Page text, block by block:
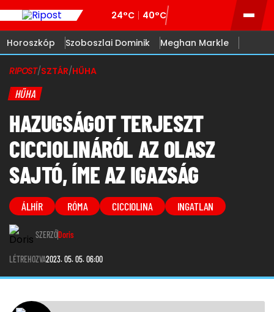
24°C 40°C
Horoszkóp Szoboszlai Dominik Meghan Markle
RIPOST/SZTÁR/HŰHA
HŰHA
HAZUGSÁGOT TERJESZT
CICCIOLINÁRÓL AZ OLASZ
SAJTÓ, ÍME AZ IGAZSÁG
ÁLHÍR RÓMA CICCIOLINA INGATLAN
SZERZŐDoris
LÉTREHOZVA2023. 05. 05. 06:00